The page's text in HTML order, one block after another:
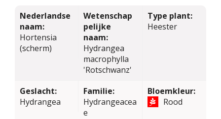
Nederlandse
naam:
Hortensia
(scherm)
Wetenschap
pelijke
naam:
Hydrangea
macrophylla
'Rotschwanz'
Type plant:
Heester
Geslacht:
Hydrangea
Familie:
Hydrangeacea
e
Bloemkleur:
Rood